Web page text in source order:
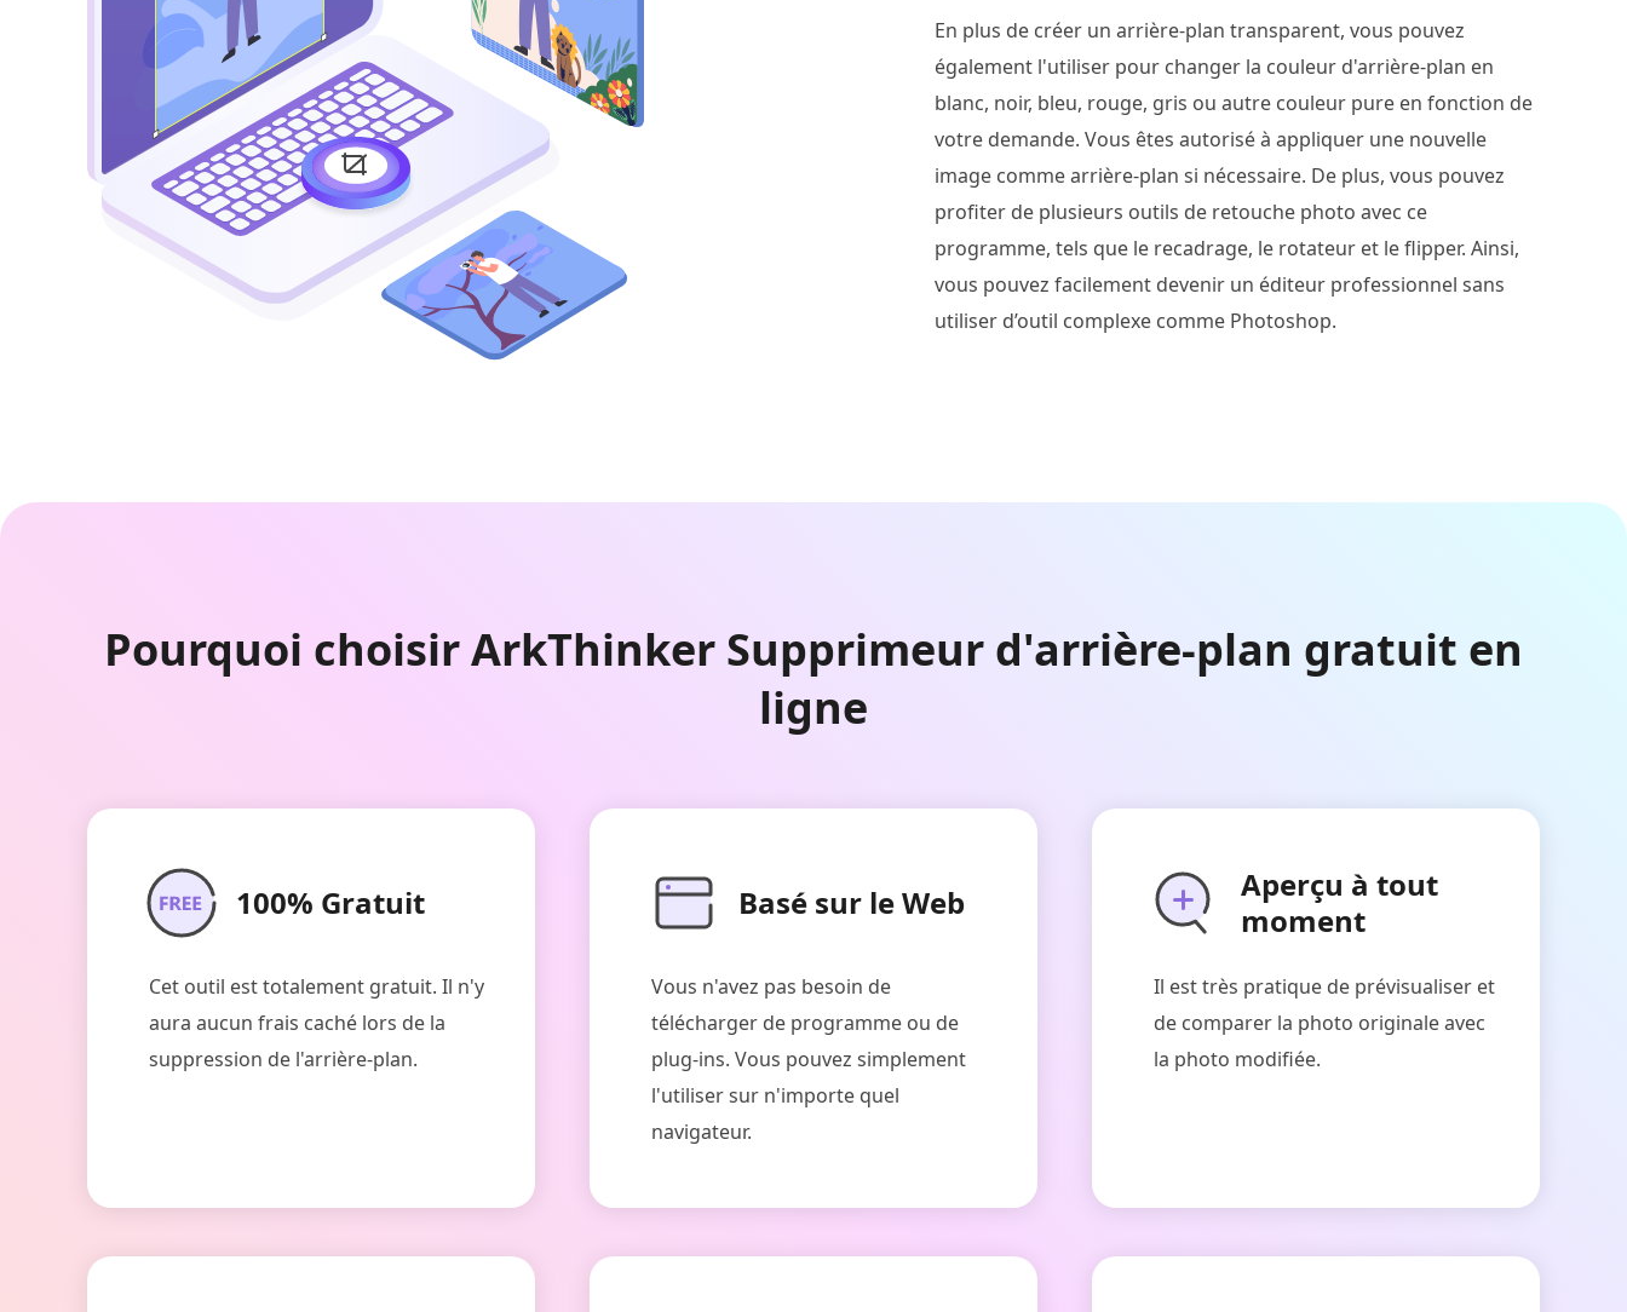
En plus de créer un arrière-plan transparent, vous pouvez
également l'utiliser pour changer la couleur d'arrière-plan en
blanc, noir, bleu, rouge, gris ou autre couleur pure en fonction de
votre demande. Vous êtes autorisé à appliquer une nouvelle
image comme arrière-plan si nécessaire. De plus, vous pouvez
profiter de plusieurs outils de retouche photo avec ce
programme, tels que le recadrage, le rotateur et le flipper. Ainsi,
vous pouvez facilement devenir un éditeur professionnel sans
utiliser d’outil complexe comme Photoshop.
Pourquoi choisir ArkThinker Supprimeur d'arrière-plan gratuit en
ligne
100% Gratuit
Cet outil est totalement gratuit. Il n'y
aura aucun frais caché lors de la
suppression de l'arrière-plan.
Basé sur le Web
Vous n'avez pas besoin de
télécharger de programme ou de
plug-ins. Vous pouvez simplement
l'utiliser sur n'importe quel
navigateur.
Aperçu à tout
moment
Il est très pratique de prévisualiser et
de comparer la photo originale avec
la photo modifiée.